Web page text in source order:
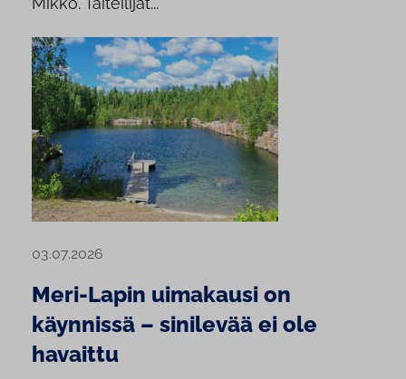
03.07.2026
Meri-Lapin uimakausi on
käynnissä – sinilevää ei ole
havaittu